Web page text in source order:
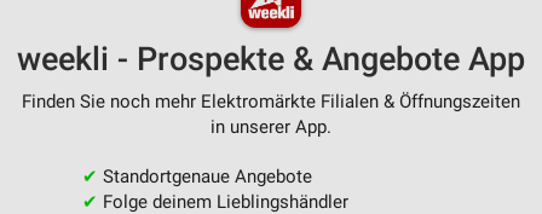
weekli - Prospekte & Angebote App
Finden Sie noch mehr Elektromärkte Filialen & Öffnungszeiten
in unserer App.
✔ Standortgenaue Angebote
✔ Folge deinem Lieblingshändler